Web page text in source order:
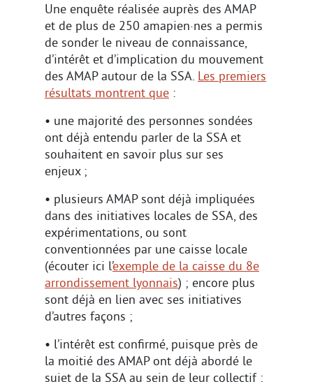
Une enquête réalisée auprès des AMAP
et de plus de 250 amapien·nes a permis
de sonder le niveau de connaissance,
d’intérêt et d’implication du mouvement
des AMAP autour de la SSA. Les premiers
résultats montrent que :
• une majorité des personnes sondées
ont déjà entendu parler de la SSA et
souhaitent en savoir plus sur ses
enjeux ;
• plusieurs AMAP sont déjà impliquées
dans des initiatives locales de SSA, des
expérimentations, ou sont
conventionnées par une caisse locale
(écouter ici l’exemple de la caisse du 8e
arrondissement lyonnais) ; encore plus
sont déjà en lien avec ses initiatives
d’autres façons ;
• l’intérêt est confirmé, puisque près de
la moitié des AMAP ont déjà abordé le
sujet de la SSA au sein de leur collectif ;